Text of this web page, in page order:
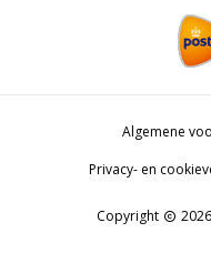
Algemene
Privacy- en
Copyright copyright